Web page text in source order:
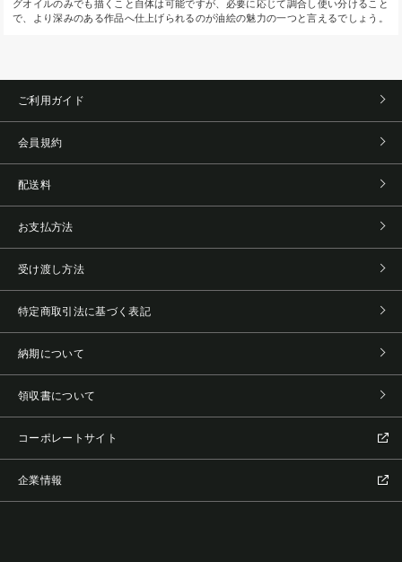
グオイルのみでも描くこと自体は可能ですが、必要に応じて調合し使い分けること
で、より深みのある作品へ仕上げられるのが油絵の魅力の一つと言えるでしょう。
ご利用ガイド
会員規約
配送料
お支払方法
受け渡し方法
特定商取引法に基づく表記
納期について
領収書について
コーポレートサイト
企業情報